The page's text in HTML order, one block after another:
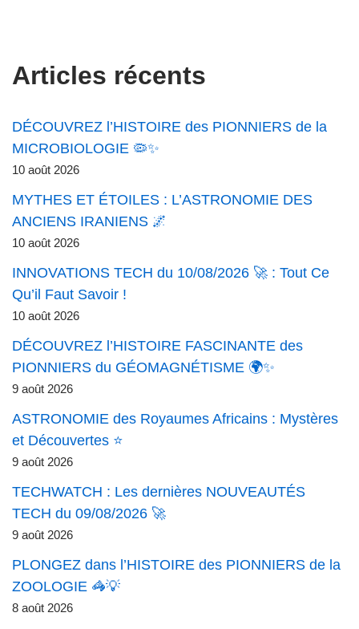
Articles récents
DÉCOUVREZ l’HISTOIRE des PIONNIERS de la
MICROBIOLOGIE 🦠✨
10 août 2026
MYTHES ET ÉTOILES : L’ASTRONOMIE DES
ANCIENS IRANIENS 🌌
10 août 2026
INNOVATIONS TECH du 10/08/2026 🚀 : Tout Ce
Qu’il Faut Savoir !
10 août 2026
DÉCOUVREZ l’HISTOIRE FASCINANTE des
PIONNIERS du GÉOMAGNÉTISME 🌍✨
9 août 2026
ASTRONOMIE des Royaumes Africains : Mystères
et Découvertes ⭐
9 août 2026
TECHWATCH : Les dernières NOUVEAUTÉS
TECH du 09/08/2026 🚀
9 août 2026
PLONGEZ dans l’HISTOIRE des PIONNIERS de la
ZOOLOGIE 🦓💡
8 août 2026